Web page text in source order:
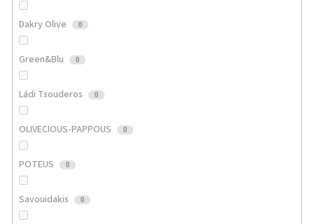
Dakry Olive 0
Green&Blu 0
Ládi Tsouderos 0
OLIVECIOUS-PAPPOUS 0
POTEUS 0
Savouidakis 0